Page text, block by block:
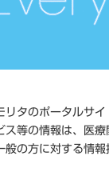
リタのポータルサ
ス等の情報は、医療
般の方に対する情報